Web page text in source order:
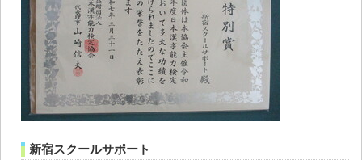
新宿スクールサポート